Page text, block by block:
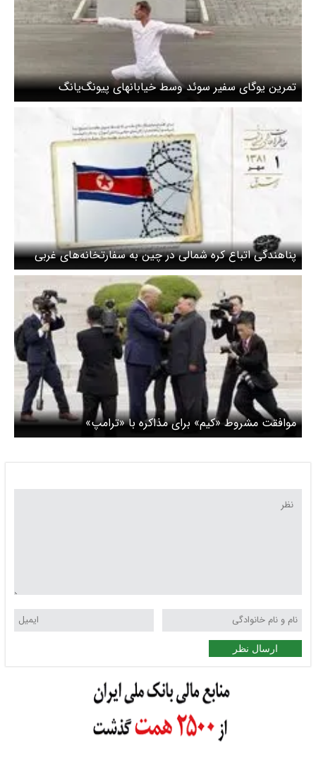
تمرین یوگای سفیر سوئد وسط خیابانهای پیونگ‌یانگ
پناهندگی اتباع کره شمالی در چین به سفارتخانه‌های غربی
موافقت مشروط «کیم» برای مذاکره با «ترامپ»
ارسال نظر